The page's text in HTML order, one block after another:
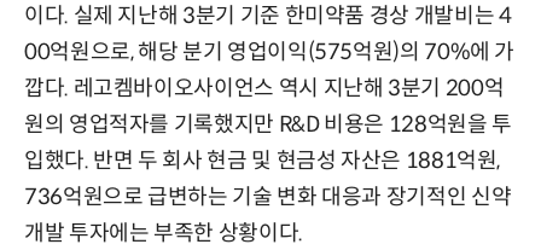
이다. 실제 지난해 3분기 기준 한미약품 경상 개발비는 4
00억원으로, 해당 분기 영업이익(575억원)의 70%에 가
깝다. 레고켐바이오사이언스 역시 지난해 3분기 200억
원의 영업적자를 기록했지만 R&D 비용은 128억원을 투
입했다. 반면 두 회사 현금 및 현금성 자산은 1881억원,
736억원으로 급변하는 기술 변화 대응과 장기적인 신약
개발 투자에는 부족한 상황이다.